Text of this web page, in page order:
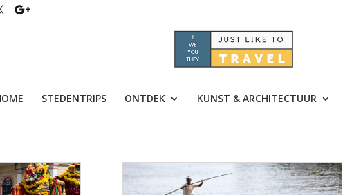
STEDENTRIPS ONTDEK KUNST & ARCHITECTUUR